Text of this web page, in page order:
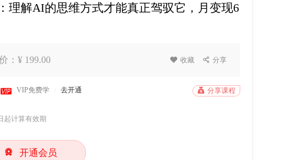
理解AI的思维方式才能真正驾驭它，月变现6
：¥ 199.00  收藏  分享
 VIP免费学 去开通  分享课程
起计算有效期
 开通会员